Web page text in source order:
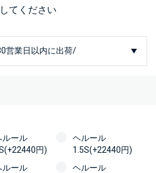
てください
ルール
円)
ヘルール
1.5S(+22440円)
ルール
ヘルール